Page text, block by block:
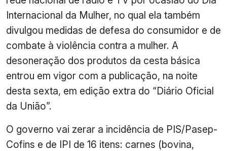
Internacional da Mulher, no qual ela também
divulgou medidas de defesa do consumidor e de
combate à violência contra a mulher. A
desoneração dos produtos da cesta básica
entrou em vigor com a publicação, na noite
desta sexta, em edição extra do “Diário Oficial
da União”.
O governo vai zerar a incidência de PIS/Pasep-
Cofins e de IPI de 16 itens: carnes (bovina,